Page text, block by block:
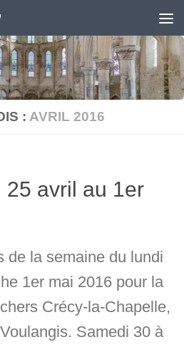
:AVRIL 2016
avril au 1er
de la semaine du lundi
1er mai 2016 pour la
Crécy-la-Chapelle,
Samedi 30 à